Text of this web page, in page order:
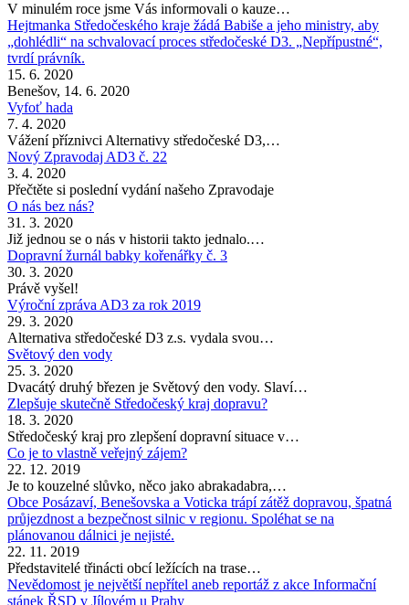
V minulém roce jsme Vás informovali o kauze…
Hejtmanka Středočeského kraje žádá Babiše a jeho ministry, aby
„dohlédli“ na schvalovací proces středočeské D3. „Nepřípustné“,
tvrdí právník.
15. 6. 2020
Benešov, 14. 6. 2020
Vyfoť hada
7. 4. 2020
Vážení příznivci Alternativy středočeské D3,…
Nový Zpravodaj AD3 č. 22
3. 4. 2020
Přečtěte si poslední vydání našeho Zpravodaje
O nás bez nás?
31. 3. 2020
Již jednou se o nás v historii takto jednalo.…
Dopravní žurnál babky kořenářky č. 3
30. 3. 2020
Právě vyšel!
Výroční zpráva AD3 za rok 2019
29. 3. 2020
Alternativa středočeské D3 z.s. vydala svou…
Světový den vody
25. 3. 2020
Dvacátý druhý březen je Světový den vody. Slaví…
Zlepšuje skutečně Středočeský kraj dopravu?
18. 3. 2020
Středočeský kraj pro zlepšení dopravní situace v…
Co je to vlastně veřejný zájem?
22. 12. 2019
Je to kouzelné slůvko, něco jako abrakadabra,…
Obce Posázaví, Benešovska a Voticka trápí zátěž dopravou, špatná
průjezdnost a bezpečnost silnic v regionu. Spoléhat se na
plánovanou dálnici je nejisté.
22. 11. 2019
Představitelé třinácti obcí ležících na trase…
Nevědomost je největší nepřítel aneb reportáž z akce Informační
stánek ŘSD v Jílovém u Prahy